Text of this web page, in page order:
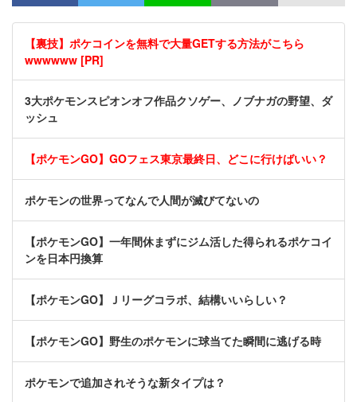
【裏技】ポケコインを無料で大量GETする方法がこちら
wwwwww [PR]
3大ポケモンスピオンオフ作品クソゲー、ノブナガの野望、ダ
ッシュ
【ポケモンGO】GOフェス東京最終日、どこに行けばいい？
ポケモンの世界ってなんで人間が滅びてないの
【ポケモンGO】一年間休まずにジム活した得られるポケコイ
ンを日本円換算
【ポケモンGO】Ｊリーグコラボ、結構いいらしい？
【ポケモンGO】野生のポケモンに球当てた瞬間に逃げる時
ポケモンで追加されそうな新タイプは？